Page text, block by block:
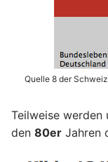
Quelle 8 der
Teilweise werden
den 80er Jahren